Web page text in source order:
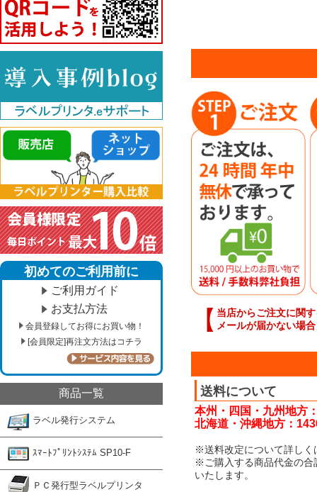
初めてのご利用前に
ご利用ガイド
お支払方法
会員登録してお得にお買い物！
[会員限定]再注文方法はコチラ
商品一覧
ラベル発行システム
ｽﾏｰﾄﾌﾟﾘﾝﾄｼｽﾃﾑ SP10-F
ＰＣ発行型ラベルプリンタ
【 当店からご注文に関
メールが届かない場合
送料について
本州・四国・九州地方
北海道・沖縄地方：
※送料改定について詳しく
※ご購入する商品代金の合
いたします。